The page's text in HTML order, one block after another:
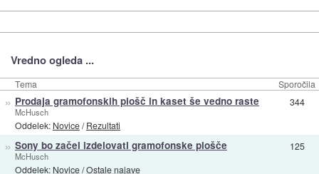
Vredno ogleda ...
Tema Sporočila
» Prodaja gramofonskih plošč in kaset še vedno raste
McHusch
Oddelek: Novice/Rezultati
344
» Sony bo začel izdelovati gramofonske plošče
McHusch
Oddelek: Novice/Ostale najave
125